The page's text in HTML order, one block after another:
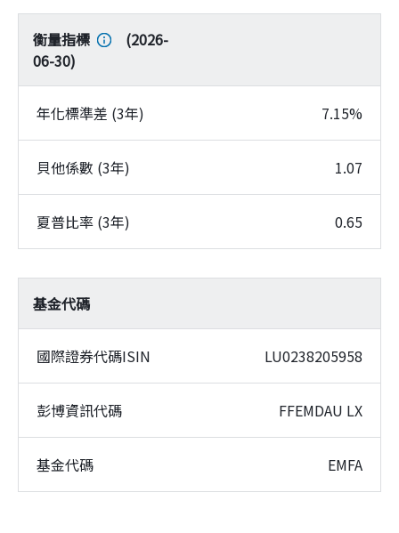
衡量指標 (2026-
06-30)
年化標準差 (3年) 7.15%
貝他係數 (3年) 1.07
夏普比率 (3年) 0.65
基金代碼
國際證券代碼ISIN LU0238205958
彭博資訊代碼 FFEMDAU LX
基金代碼 EMFA